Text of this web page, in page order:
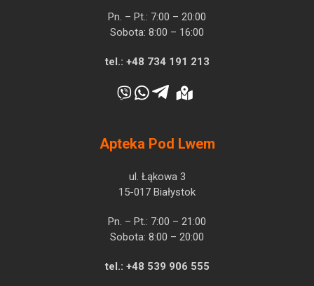
Pn. – Pt.: 7:00 – 20:00
Sobota: 8:00 – 16:00
tel.: +48 734 191 213
Apteka Pod Lwem
ul. Łąkowa 3
15-017 Białystok
Pn. – Pt.: 7:00 – 21:00
Sobota: 8:00 – 20:00
tel.: +48 539 906 555